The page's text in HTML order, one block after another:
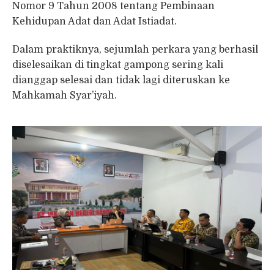
Nomor 9 Tahun 2008 tentang Pembinaan
Kehidupan Adat dan Adat Istiadat.
Dalam praktiknya, sejumlah perkara yang berhasil
diselesaikan di tingkat gampong sering kali
dianggap selesai dan tidak lagi diteruskan ke
Mahkamah Syar’iyah.